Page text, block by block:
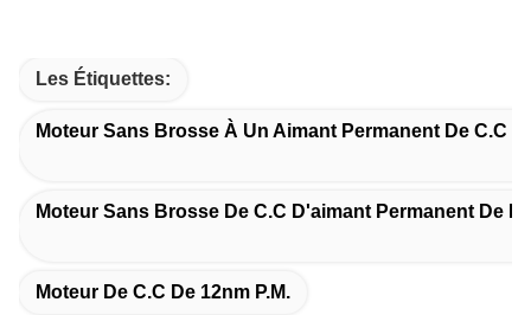
Les Étiquettes:
Moteur Sans Brosse À Un Aimant Permanent De C.C
Moteur Sans Brosse De C.C D'aimant Permanent De
Moteur De C.C De 12nm P.M.